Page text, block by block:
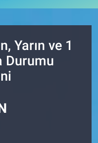
Yarın ve 1
Durumu
Fikstür